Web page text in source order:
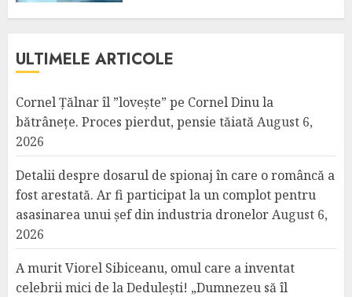
ULTIMELE ARTICOLE
Cornel Țălnar îl ”lovește” pe Cornel Dinu la
bătrânețe. Proces pierdut, pensie tăiatăAugust 6,
2026
Detalii despre dosarul de spionaj în care o româncă a
fost arestată. Ar fi participat la un complot pentru
asasinarea unui șef din industria dronelorAugust 6,
2026
A murit Viorel Sibiceanu, omul care a inventat
celebrii mici de la Dedulești! „Dumnezeu să îl